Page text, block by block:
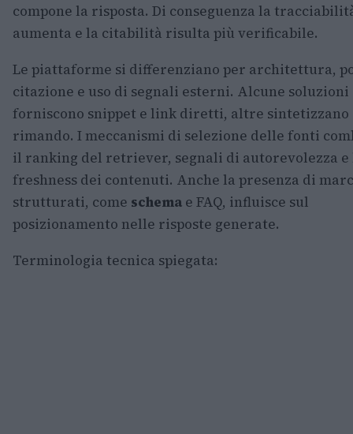
compone la risposta. Di conseguenza la
aumenta e la citabilità risulta più verificabile.
Le piattaforme si differenziano per architettura,
citazione e uso di segnali esterni. Alcune soluzioni
forniscono snippet e link diretti, altre sintetizzano
rimando. I meccanismi di selezione delle fonti
il ranking del retriever, segnali di autorevolezza e
freshness dei contenuti. Anche la presenza di
strutturati, come schema e FAQ, influisce sul
posizionamento nelle risposte generate.
Terminologia tecnica spiegata: